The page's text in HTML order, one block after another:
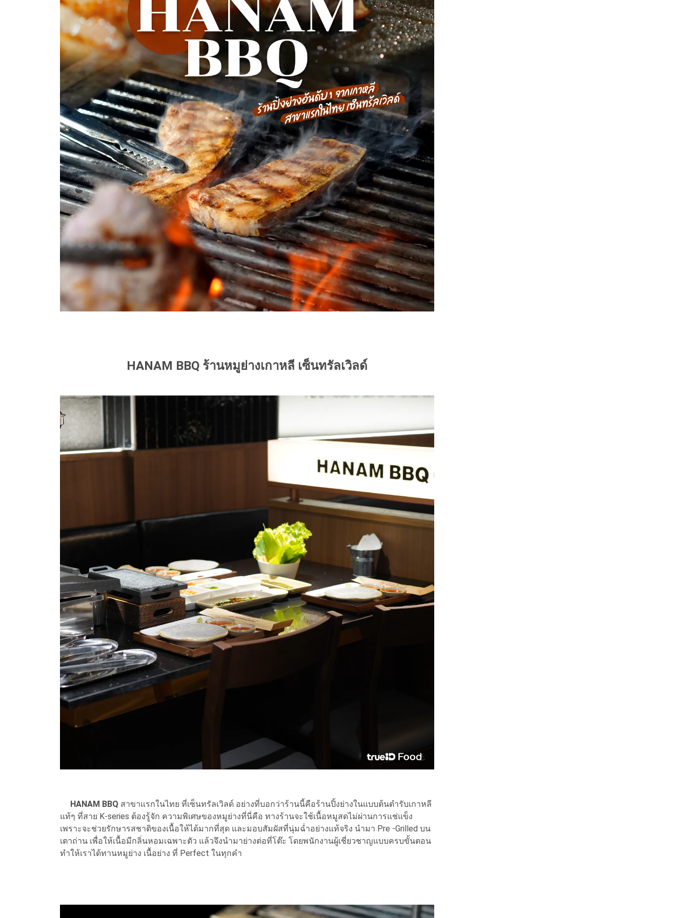
HANAM BBQ ร้านหมูย่างเกาหลี เซ็นทรัลเวิลด์
HANAM BBQ สาขาแรกในไทย ที่เซ็นทรัลเวิลด์ อย่างที่บอกว่าร้านนี้คือร้านปิ้งย่างในแบบต้นตำรับเกาหลี
แท้ๆ ที่สาย K-series ต้องรู้จัก ความพิเศษของหมูย่างที่นี่คือ ทางร้านจะใช้เนื้อหมูสดไม่ผ่านการแช่แข็ง
เพราะจะช่วยรักษารสชาติของเนื้อให้ได้มากที่สุด และมอบสัมผัสที่นุ่มฉ่ำอย่างแท้จริง นำมา Pre -Grilled บน
เตาถ่าน เพื่อให้เนื้อมีกลิ่นหอมเฉพาะตัว แล้วจึงนำมาย่างต่อที่โต๊ะ โดยพนักงานผู้เชี่ยวชาญแบบครบขั้นตอน
ทำให้เราได้ทานหมูย่าง เนื้อย่าง ที่ Perfect ในทุกคำ